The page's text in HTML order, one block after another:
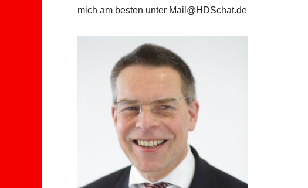
mich am besten unter Mail@​HDSchat.​de